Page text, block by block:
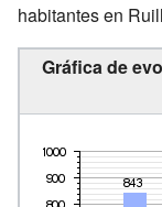
habitantes en
Gráfica de